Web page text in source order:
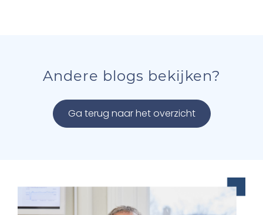
Andere blogs bekijken?
Ga terug naar het overzicht